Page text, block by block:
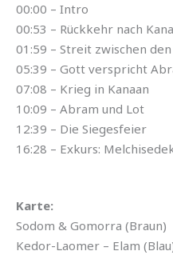
00:00 – Intro
00:53 – Rückkehr nach
01:59 – Streit zwischen
05:39 – Gott verspricht
07:08 – Krieg in Kanaan
10:09 – Abram und Lot
12:39 – Die Siegesfeier
16:28 – Exkurs:
Karte:
Sodom & Gomorra (Braun)
Kedor-Laomer – Elam